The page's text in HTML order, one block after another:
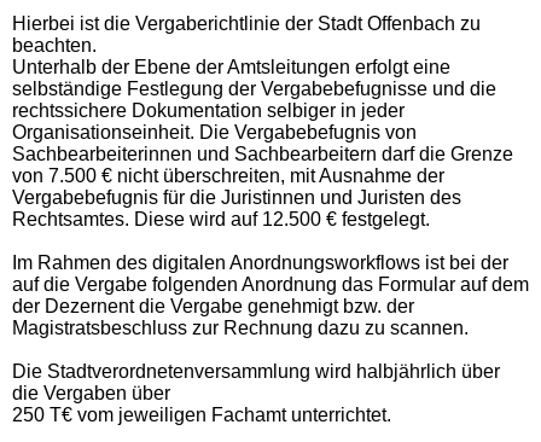
Hierbei ist die Vergaberichtlinie der Stadt Offenbach zu
beachten.
Unterhalb der Ebene der Amtsleitungen erfolgt eine
selbständige Festlegung der Vergabebefugnisse und die
rechtssichere Dokumentation selbiger in jeder
Organisationseinheit. Die Vergabebefugnis von
Sachbearbeiterinnen und Sachbearbeitern darf die Grenze
von 7.500 € nicht überschreiten, mit Ausnahme der
Vergabebefugnis für die Juristinnen und Juristen des
Rechtsamtes. Diese wird auf 12.500 € festgelegt.
Im Rahmen des digitalen Anordnungsworkflows ist bei der
auf die Vergabe folgenden Anordnung das Formular auf dem
der Dezernent die Vergabe genehmigt bzw. der
Magistratsbeschluss zur Rechnung dazu zu scannen.
Die Stadtverordnetenversammlung wird halbjährlich über
die Vergaben über
250 T€ vom jeweiligen Fachamt unterrichtet.